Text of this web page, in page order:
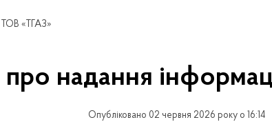
ТОВ «ТГАЗ»
про надання
Опубліковано 02 червня 2026 року о 16:14